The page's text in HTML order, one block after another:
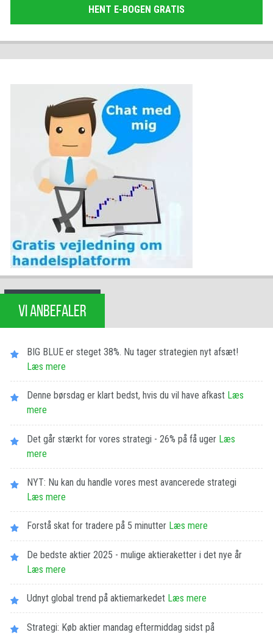
HENT E-BOGEN GRATIS
VI ANBEFALER
BIG BLUE er steget 38%. Nu tager strategien nyt afsæt!
Læs mere
Denne børsdag er klart bedst, hvis du vil have afkast Læs
mere
Det går stærkt for vores strategi - 26% på få uger Læs
mere
NYT: Nu kan du handle vores mest avancerede strategi
Læs mere
Forstå skat for tradere på 5 minutter Læs mere
De bedste aktier 2025 - mulige aktieraketter i det nye år
Læs mere
Udnyt global trend på aktiemarkedet Læs mere
Strategi: Køb aktier mandag eftermiddag sidst på